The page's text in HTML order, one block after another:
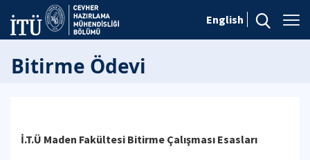
English
Bitirme Ödevi
İ.T.Ü Maden Fakültesi Bitirme Çalışması Esasları